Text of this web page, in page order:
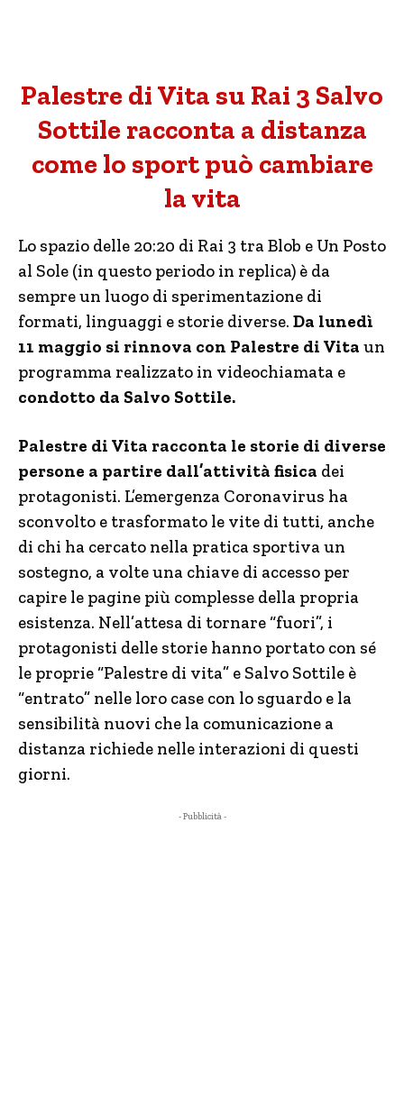
Palestre di Vita su Rai 3 Salvo
Sottile racconta a distanza
come lo sport può cambiare
la vita
Lo spazio delle 20:20 di Rai 3 tra Blob e Un Posto
al Sole (in questo periodo in replica) è da
sempre un luogo di sperimentazione di
formati, linguaggi e storie diverse. Da lunedì
11 maggio si rinnova con Palestre di Vita un
programma realizzato in videochiamata e
condotto da Salvo Sottile.
Palestre di Vita racconta le storie di diverse
persone a partire dall’attività fisica dei
protagonisti. L’emergenza Coronavirus ha
sconvolto e trasformato le vite di tutti, anche
di chi ha cercato nella pratica sportiva un
sostegno, a volte una chiave di accesso per
capire le pagine più complesse della propria
esistenza. Nell’attesa di tornare “fuori”, i
protagonisti delle storie hanno portato con sé
le proprie “Palestre di vita” e Salvo Sottile è
“entrato” nelle loro case con lo sguardo e la
sensibilità nuovi che la comunicazione a
distanza richiede nelle interazioni di questi
giorni.
- Pubblicità -